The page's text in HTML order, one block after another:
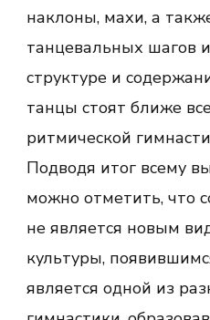
наклоны, махи, а
танцевальных шагов
структуре и
танцы стоят ближе
ритмической
Подводя итог всему
можно отметить, что
не является новым
культуры,
является одной из